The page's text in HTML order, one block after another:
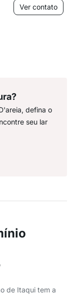
Ver contato
defina o
seu lar
de Itaqui tem a